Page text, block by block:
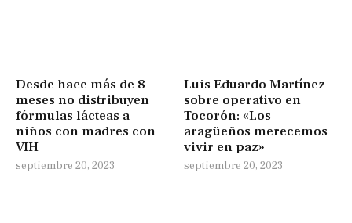
Desde hace más de 8
meses no distribuyen
fórmulas lácteas a
niños con madres con
VIH
septiembre 20, 2023
Luis Eduardo Martínez
sobre operativo en
Tocorón: «Los
aragüeños merecemos
vivir en paz»
septiembre 20, 2023